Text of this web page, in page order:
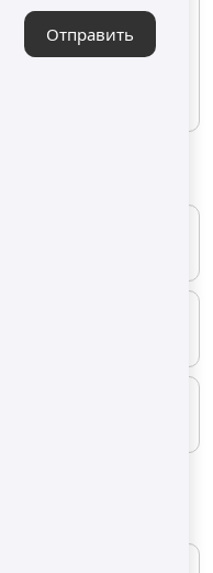
от
силой;
с помощью
Отправить